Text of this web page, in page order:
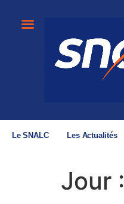
Le SNALC Les Actualités
Jour :